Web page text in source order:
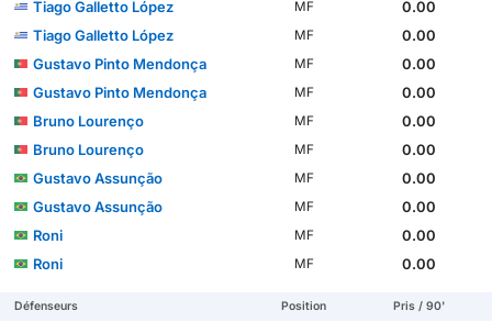
Tiago Galletto López
MF
0.00
Tiago Galletto López
MF
0.00
Gustavo Pinto Mendonça
MF
0.00
Gustavo Pinto Mendonça
MF
0.00
Bruno Lourenço
MF
0.00
Bruno Lourenço
MF
0.00
Gustavo Assunção
MF
0.00
Gustavo Assunção
MF
0.00
Roni
MF
0.00
Roni
MF 0.00
Défenseurs Position Pris / 90'